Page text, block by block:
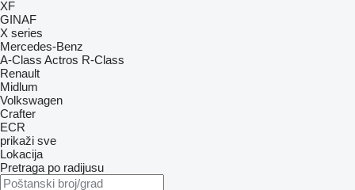
XF
GINAF
X series
Mercedes-Benz
A-Class Actros R-Class
Renault
Midlum
Volkswagen
Crafter
ECR
prikaži sve
Lokacija
Pretraga po radijusu